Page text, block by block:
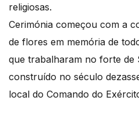
religiosas.
Cerimónia começou com a
de flores em memória de
que trabalharam no forte de
construído no século
local do Comando do